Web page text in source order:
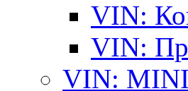
VIN:
VIN:
VIN: MINI